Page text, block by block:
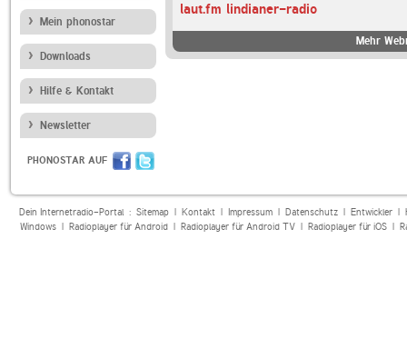
Mein phonostar
Downloads
Hilfe & Kontakt
Newsletter
PHONOSTAR AUF
laut.fm lindianer-radio
Mehr
Dein Internetradio-Portal : Sitemap| Kontakt| Impressum| Datenschutz| Entwickler|
Windows| Radioplayer für Android| Radioplayer für Android TV| Radioplayer für iOS|